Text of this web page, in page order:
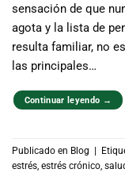
sensación de que
agota y la lista de
resulta familiar, no
las principales…
Continuar leyendo →
Publicado en Blog
estrés, estrés crónico,